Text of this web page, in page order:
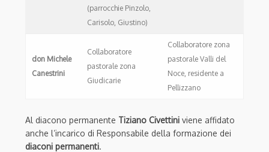
(parrocchie Pinzolo,
Carisolo, Giustino)
don Michele
Canestrini
Collaboratore
pastorale zona
Giudicarie
Collaboratore zona
pastorale Valli del
Noce, residente a
Pellizzano
Al diacono permanente Tiziano Civettini viene affidato
anche l’incarico di Responsabile della formazione dei
diaconi permanenti.